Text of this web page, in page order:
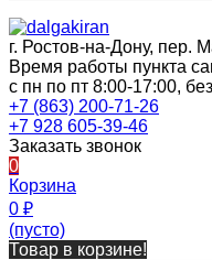
г. Ростов-на-Дону, пер.
Время работы пункта
с пн по пт 8:00-17:00,
+7 (863) 200-71-26
+7 928 605-39-46
Заказать звонок
0
Корзина
0 ₽
(пусто)
Товар в корзине!